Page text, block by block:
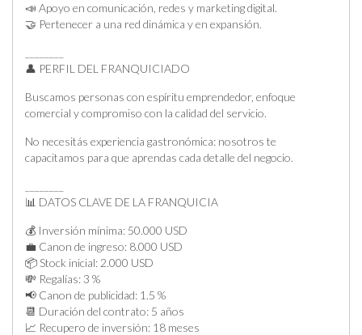
📣 Apoyo en comunicación, redes y marketing digital.
🤝 Pertenecer a una red dinámica y en expansión.
👤 PERFIL DEL FRANQUICIADO
Buscamos personas con espíritu emprendedor, enfoque
comercial y compromiso con la calidad del servicio.
No necesitás experiencia gastronómica: nosotros te
capacitamos para que aprendas cada detalle del negocio.
📊 DATOS CLAVE DE LA FRANQUICIA
💰 Inversión mínima: 50.000 USD
💼 Canon de ingreso: 8.000 USD
📦 Stock inicial: 2.000 USD
💸 Regalías: 3 %
📢 Canon de publicidad: 1.5 %
📆 Duración del contrato: 5 años
📈 Recupero de inversión: 18 meses